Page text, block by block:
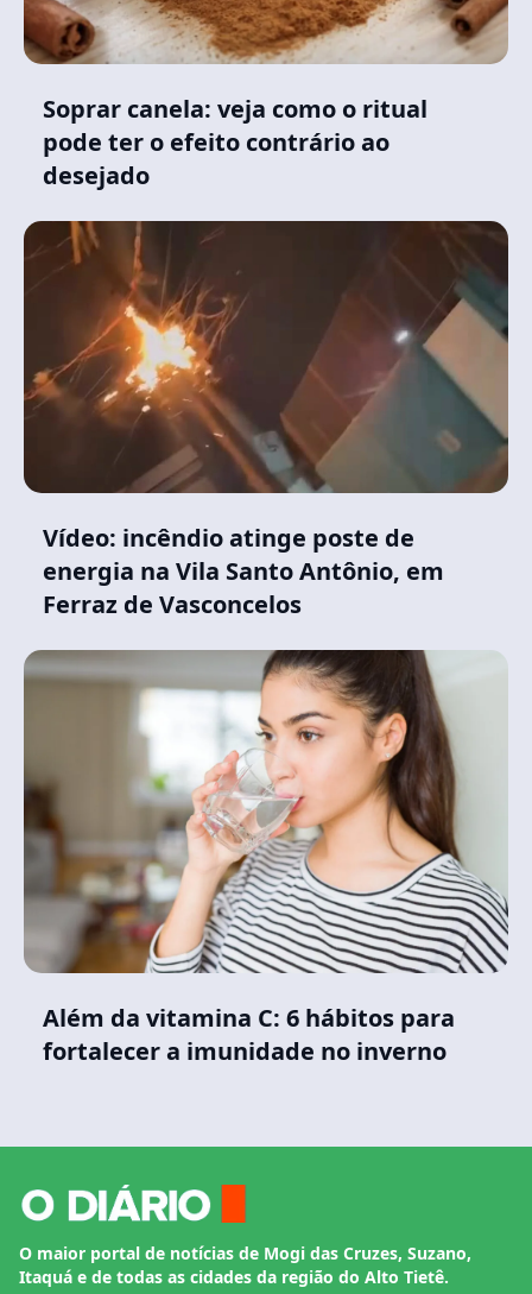
Soprar canela: veja como o ritual
pode ter o efeito contrário ao
desejado
Vídeo: incêndio atinge poste de
energia na Vila Santo Antônio, em
Ferraz de Vasconcelos
Além da vitamina C: 6 hábitos para
fortalecer a imunidade no inverno
O maior portal de notícias de Mogi das Cruzes, Suzano,
Itaquá e de todas as cidades da região do Alto Tietê.